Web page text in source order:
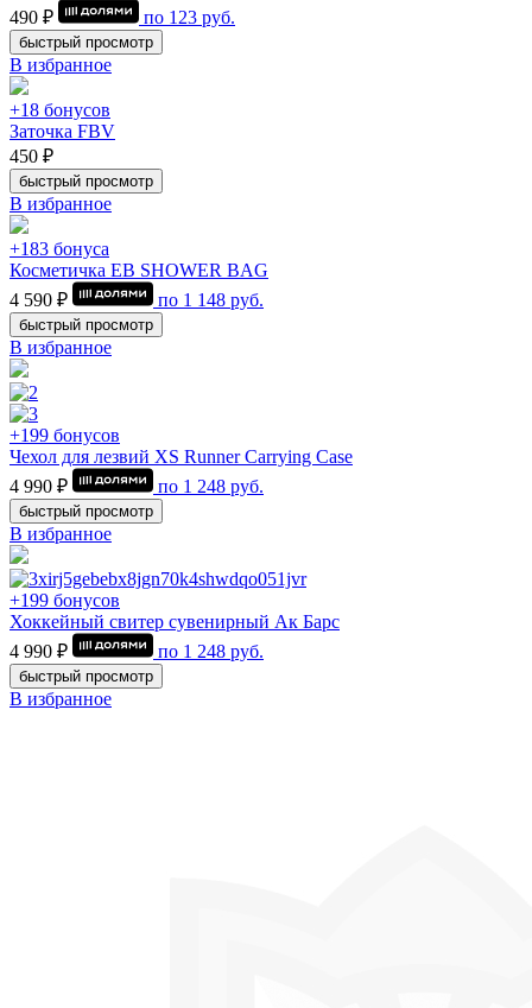
490 ₽
по 123 руб.
быстрый просмотр
В избранное
+18 бонусов
Заточка FBV
450 ₽
быстрый просмотр
В избранное
+183 бонуса
Косметичка EB SHOWER BAG
4 590 ₽
по 1 148 руб.
быстрый просмотр
В избранное
+199 бонусов
Чехол для лезвий XS Runner Carrying Case
4 990 ₽
по 1 248 руб.
быстрый просмотр
В избранное
+199 бонусов
Хоккейный свитер сувенирный Ак Барс
4 990 ₽
по 1 248 руб.
быстрый просмотр
В избранное